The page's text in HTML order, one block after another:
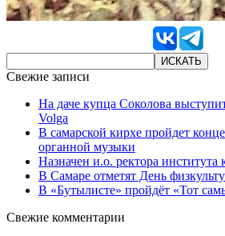
Свежие записи
На даче купца Соколова
Volga
В самарской кирхе пройдет
органной музыки
Назначен и.о. ректора института
В Самаре отметят День
В «Бутылисте» пройдёт «Тот
Свежие комментарии